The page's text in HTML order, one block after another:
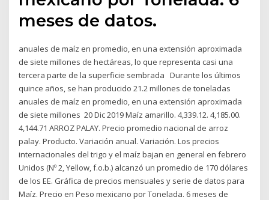
meses de datos.
anuales de maíz en promedio, en una extensión aproximada
de siete millones de hectáreas, lo que representa casi una
tercera parte de la superficie sembrada Durante los últimos
quince años, se han producido 21.2 millones de toneladas
anuales de maíz en promedio, en una extensión aproximada
de siete millones 20 Dic 2019 Maíz amarillo. 4,339.12. 4,185.00.
4,144.71 ARROZ PALAY. Precio promedio nacional de arroz
palay. Producto. Variación anual. Variación. Los precios
internacionales del trigo y el maíz bajan en general en febrero
Unidos (Nº 2, Yellow, f.o.b.) alcanzó un promedio de 170 dólares
de los EE. Gráfica de precios mensuales y serie de datos para
Maíz. Precio en Peso mexicano por Tonelada. 6 meses de